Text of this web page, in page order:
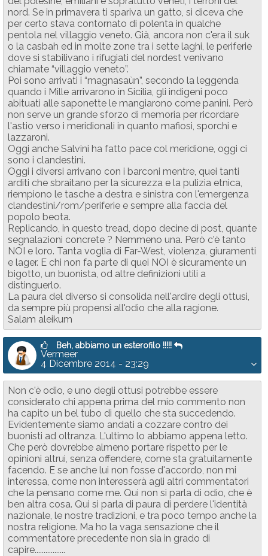
nord. Se in primavera ti spariva un gatto, si diceva che
per certo stava contornato di polenta in qualche
pentola nel villaggio veneto. Già, ancora non c'era il suk
o la casbah ed in molte zone tra i sette laghi, le periferie
dove si stabilivano i rifugiati del nordest venivano
chiamate “villaggio veneto”.
Poi sono arrivati i “magnasaùn”, secondo la leggenda
quando i Mille arrivarono in Sicilia, gli indigeni poco
abituati alle saponette le mangiarono come panini. Però
non serve un grande sforzo di memoria per ricordare
l'astio verso i meridionali in quanto mafiosi, sporchi e
lazzaroni.
Oggi anche Salvini ha fatto pace col meridione, oggi ci
sono i clandestini.
Oggi i diversi arrivano con i barconi mentre, quei tanti
arditi che sbraitano per la sicurezza e la pulizia etnica,
riempiono le tasche a destra e sinistra con l'emergenza
clandestini/rom/periferie e sempre alla faccia del
popolo beota.
Replicando, in questo tread, dopo decine di post, quante
segnalazioni concrete ? Nemmeno una. Però c'è tanto
NOI e loro. Tanta voglia di Far-West, violenza, giuramenti
e lager. E chi non fa parte di quei NOI è sicuramente un
bigotto, un buonista, od altre definizioni utili a
distinguerlo.
La paura del diverso si consolida nell'ardire degli ottusi,
da sempre più propensi all'odio che alla ragione.
Salam aleikum
Beh, abbiamo un esterofilo !!!!!
Vermeer
4 Dicembre 2014 - 23:29
Non c'è odio, e uno degli ottusi potrebbe essere
considerato chi appena prima del mio commento non
ha capito un bel tubo di quello che sta succedendo.
Evidentemente siamo andati a cozzare contro dei
buonisti ad oltranza. L'ultimo lo abbiamo appena letto.
Che però dovrebbe almeno portare rispetto per le
opinioni altrui, senza offendere, come sta gratuitamente
facendo. E se anche lui non fosse d'accordo, non mi
interessa, come non interesserà agli altri commentatori
che la pensano come me. Qui non si parla di odio, che è
ben altra cosa. Qui si parla di paura di perdere l'identità
nazionale, le nostre tradizioni, e tra poco tempo anche la
nostra religione. Ma ho la vaga sensazione che il
commentatore precedente non sia in grado di
capire.................